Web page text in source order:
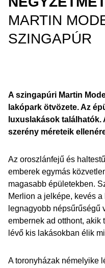
MARTIN
SZINGAPÚR
A szingapúri Martin
lakópark ötvözete. Az
luxuslakások
szerény méreteik
Az oroszlánfejű és
emberek egymás
magasabb épületekben.
Merlion a jelképe, kevés
legnagyobb népsűrűségű
embernek ad otthont, akik
lévő kis lakásokban élik
A toronyházak némelyike